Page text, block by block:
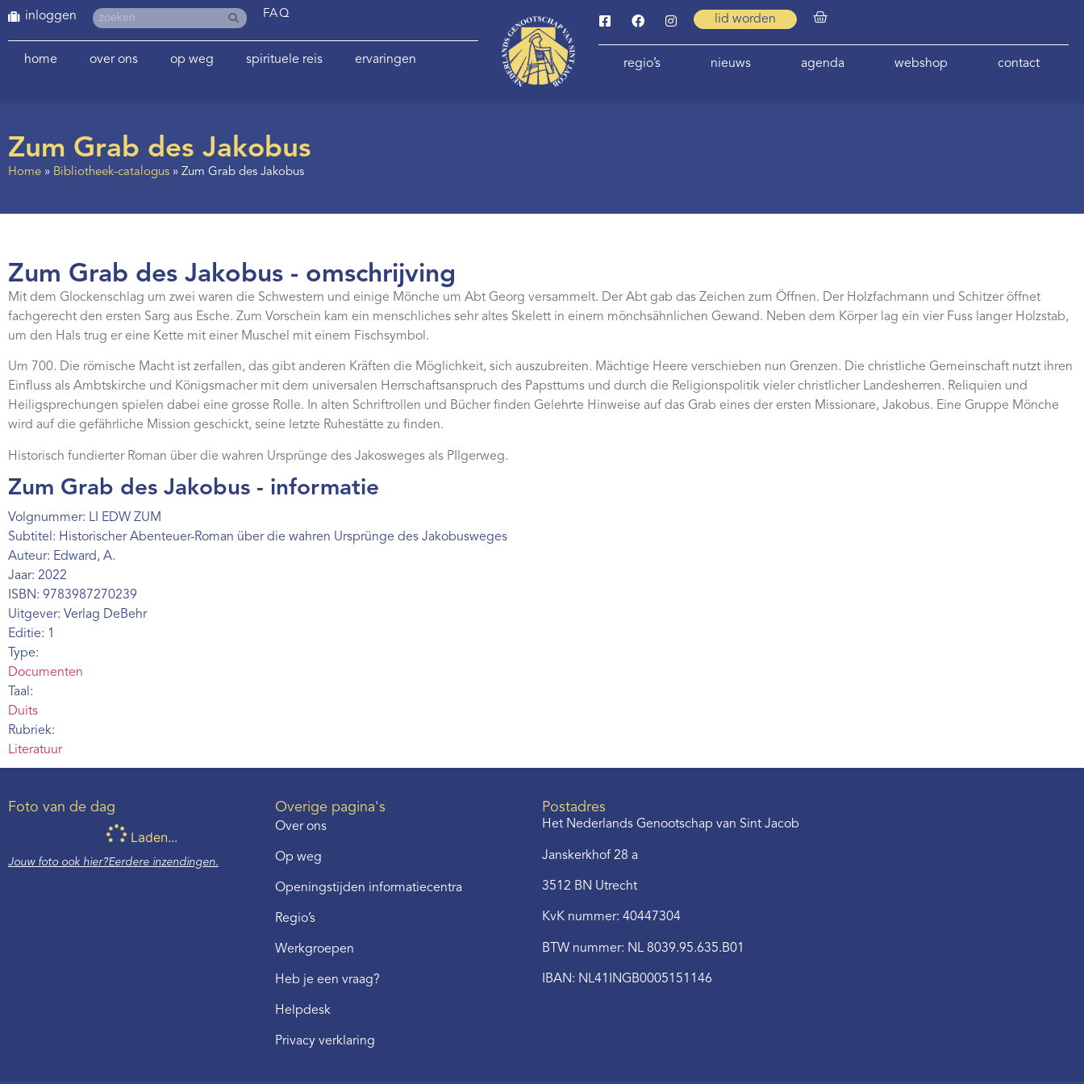
inloggen FAQ
home over ons op weg spirituele reis ervaringen
lid worden
regio’s nieuws agenda webshop contact
Zum Grab des Jakobus
Home » Bibliotheek-catalogus » Zum Grab des Jakobus
Zum Grab des Jakobus - omschrijving
Mit dem Glockenschlag um zwei waren die Schwestern und einige Mönche um Abt Georg versammelt. Der Abt gab das Zeichen zum Öffnen. Der Holzfachmann und Schitzer öffnet
fachgerecht den ersten Sarg aus Esche. Zum Vorschein kam ein menschliches sehr altes Skelett in einem mönchsähnlichen Gewand. Neben dem Körper lag ein vier Fuss langer Holzstab,
um den Hals trug er eine Kette mit einer Muschel mit einem Fischsymbol.
Um 700. Die römische Macht ist zerfallen, das gibt anderen Kräften die Möglichkeit, sich auszubreiten. Mächtige Heere verschieben nun Grenzen. Die christliche Gemeinschaft nutzt ihren
Einfluss als Ambtskirche und Königsmacher mit dem universalen Herrschaftsanspruch des Papsttums und durch die Religionspolitik vieler christlicher Landesherren. Reliquien und
Heiligsprechungen spielen dabei eine grosse Rolle. In alten Schriftrollen und Bücher finden Gelehrte Hinweise auf das Grab eines der ersten Missionare, Jakobus. Eine Gruppe Mönche
wird auf die gefährliche Mission geschickt, seine letzte Ruhestätte zu finden.
Historisch fundierter Roman über die wahren Ursprünge des Jakosweges als PIlgerweg.
Zum Grab des Jakobus - informatie
Volgnummer: LI EDW ZUM
Subtitel: Historischer Abenteuer-Roman über die wahren Ursprünge des Jakobusweges
Auteur: Edward, A.
Jaar: 2022
ISBN: 9783987270239
Uitgever: Verlag DeBehr
Editie: 1
Type:
Documenten
Taal:
Duits
Rubriek:
Literatuur
Foto van de dag
Laden...
Jouw foto ook hier?Eerdere inzendingen.
Overige pagina's
Over ons
Op weg
Openingstijden informatiecentra
Regio’s
Werkgroepen
Heb je een vraag?
Helpdesk
Privacy verklaring
Postadres
Het Nederlands Genootschap van Sint Jacob
Janskerkhof 28 a
3512 BN Utrecht
KvK nummer: 40447304
BTW nummer: NL 8039.95.635.B01
IBAN: NL41INGB0005151146